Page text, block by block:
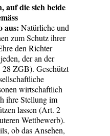
auf die sich beide
aus: Natürliche und
zum Schutz ihrer
den Richter
der an der
ZGB). Geschützt
wirtschaftlich
ihre Stellung im
lassen (Art. 2
Wettbewerb).
ob das Ansehen,